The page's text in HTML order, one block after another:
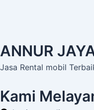
ANNUR
Jasa Rental mobil
Kami